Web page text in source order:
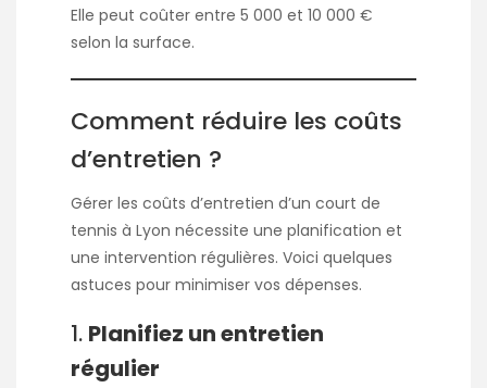
Elle peut coûter entre 5 000 et 10 000 €
selon la surface.
Comment réduire les coûts
d’entretien ?
Gérer les coûts d’entretien d’un court de
tennis à Lyon nécessite une planification et
une intervention régulières. Voici quelques
astuces pour minimiser vos dépenses.
1. Planifiez un entretien
régulier